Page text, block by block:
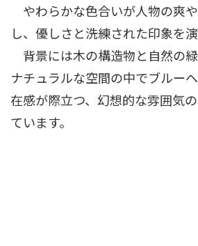
やわらかな色合いが人物の爽
し、優しさと洗練された印象を演
背景には木の構造物と自然の緑
ナチュラルな空間の中でブルー
在感が際立つ、幻想的な雰囲気
ています。